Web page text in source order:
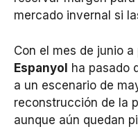
mercado invernal si
Con el mes de junio
Espanyol ha pasado
a un escenario de
reconstrucción de la
aunque aún quedan